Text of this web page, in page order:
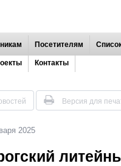
Посетителям
Контакты
Версия для
2025